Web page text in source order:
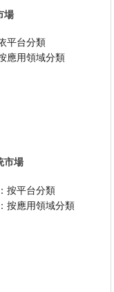
場
平台分類
應用領域分類
市場
按平台分類
按應用領域分類